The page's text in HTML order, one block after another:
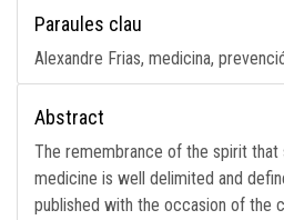
Paraules clau
Alexandre Frias, medicina,
Abstract
The remembrance of the spirit that
medicine is well delimited and
published with the occasion of the